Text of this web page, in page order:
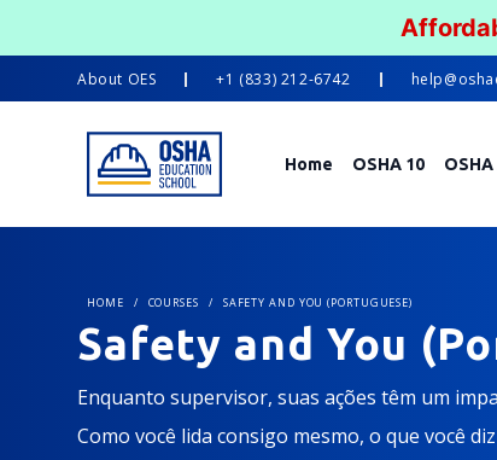
About OES +1 (833) 212-6742
Home OSHA 10 OSHA
HOME / COURSES / SAFETY AND YOU (PORTUGUESE)
Safety and You
Enquanto supervisor, suas ações têm um
Como você lida consigo mesmo, o que você